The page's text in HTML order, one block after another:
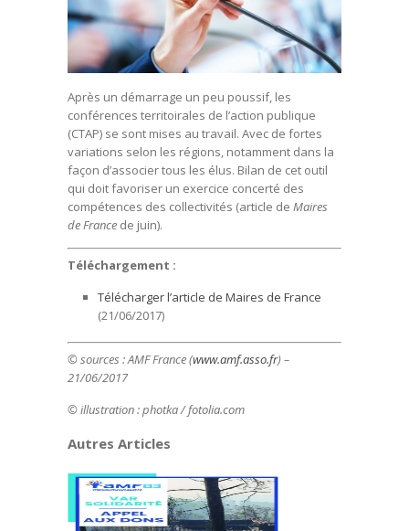
Après un démarrage un peu poussif, les
conférences territoirales de l’action publique
(CTAP) se sont mises au travail. Avec de fortes
variations selon les régions, notamment dans la
façon d’associer tous les élus. Bilan de cet outil
qui doit favoriser un exercice concerté des
compétences des collectivités (article de Maires
de France de juin).
Téléchargement :
Télécharger l’article de Maires de France
(21/06/2017)
© sources : AMF France(www.amf.asso.fr) –
21/06/2017
© illustration :photka / fotolia.com
Autres Articles